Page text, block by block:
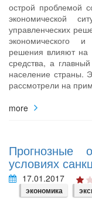
острой проблемой
экономической
управленческих
экономического
решения влияют на
средства, а
население страны.
рассмотрели на
more
Прогнозные
условиях
17.01.2017
экономика